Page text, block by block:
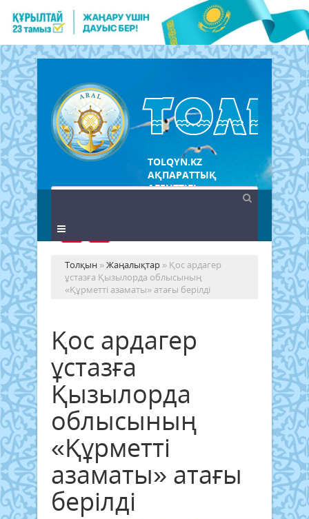
TOLQYN.KZ
АҚПАРАТТЫҚ
АГЕНТТІГІ
Толқын »Жаңалықтар » Қос ардагер
ұстазға Қызылорда облысының
«Құрметті азаматы» атағы берілді
Қос ардагер
ұстазға
Қызылорда
облысының
«Құрметті
азаматы» атағы
берілді